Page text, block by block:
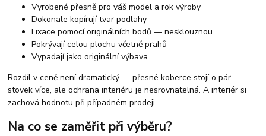
Vyrobené přesně pro váš model a rok výroby
Dokonale kopírují tvar podlahy
Fixace pomocí originálních bodů — nesklouznou
Pokrývají celou plochu včetně prahů
Vypadají jako originální výbava
Rozdíl v ceně není dramatický — přesné koberce stojí o pár
stovek více, ale ochrana interiéru je nesrovnatelná. A interiér si
zachová hodnotu při případném prodeji.
Na co se zaměřit při výběru?